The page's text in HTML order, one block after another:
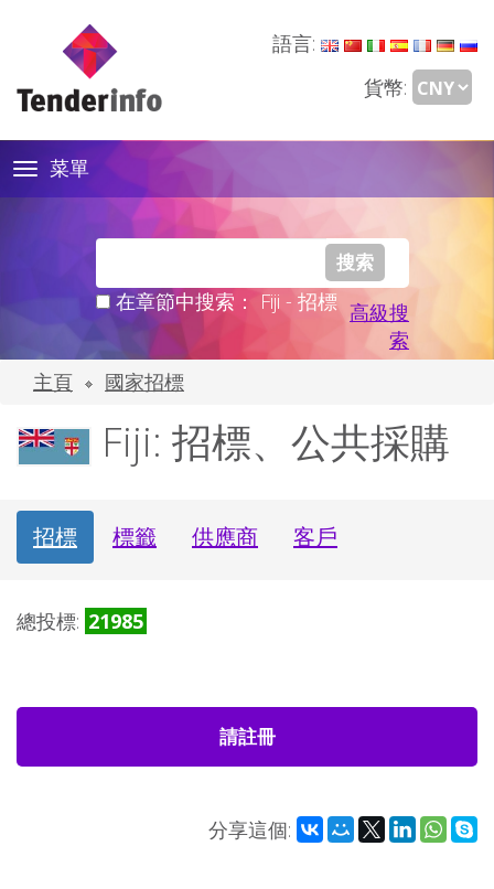
語言:
貨幣:
Toggle
navigation
菜單
在章節中搜索： Fiji - 招標 高級搜
索
主頁
國家招標
Fiji: 招標、公共採購
招標 標籤 供應商 客戶
總投標: 21985
請註冊
分享這個: